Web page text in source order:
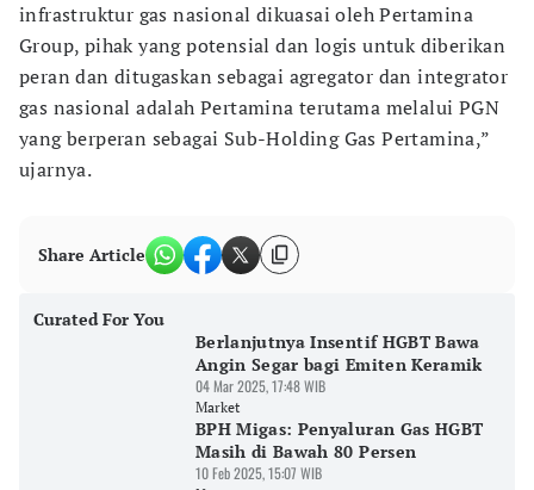
infrastruktur gas nasional dikuasai oleh Pertamina
Group, pihak yang potensial dan logis untuk diberikan
peran dan ditugaskan sebagai agregator dan integrator
gas nasional adalah Pertamina terutama melalui PGN
yang berperan sebagai Sub-Holding Gas Pertamina,”
ujarnya.
Share Article
Curated For You
Berlanjutnya Insentif HGBT Bawa
Angin Segar bagi Emiten Keramik
04 Mar 2025, 17:48 WIB
Market
BPH Migas: Penyaluran Gas HGBT
Masih di Bawah 80 Persen
10 Feb 2025, 15:07 WIB